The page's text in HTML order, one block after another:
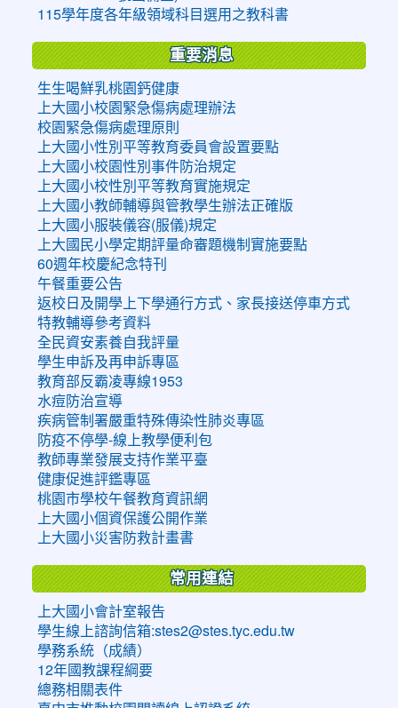
115學年度各年級領域科目選用之教科書
重要消息
生生喝鮮乳桃園鈣健康
上大國小校園緊急傷病處理辦法
校園緊急傷病處理原則
上大國小性別平等教育委員會設置要點
上大國小校園性別事件防治規定
上大國小校性別平等教育實施規定
上大國小教師輔導與管教學生辦法正確版
上大國小服裝儀容(服儀)規定
上大國民小學定期評量命審題機制實施要點
60週年校慶紀念特刊
午餐重要公告
返校日及開學上下學通行方式、家長接送停車方式
特教輔導參考資料
全民資安素養自我評量
學生申訴及再申訴專區
教育部反霸凌專線1953
水痘防治宣導
疾病管制署嚴重特殊傳染性肺炎專區
防疫不停學-線上教學便利包
教師專業發展支持作業平臺
健康促進評鑑專區
桃園市學校午餐教育資訊網
上大國小個資保護公開作業
上大國小災害防救計畫書
常用連結
上大國小會計室報告
學生線上諮詢信箱:stes2@stes.tyc.edu.tw
學務系統（成績）
12年國教課程綱要
總務相關表件